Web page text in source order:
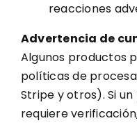
reacciones
Advertencia de
Algunos productos
políticas de
Stripe y otros). Si
requiere